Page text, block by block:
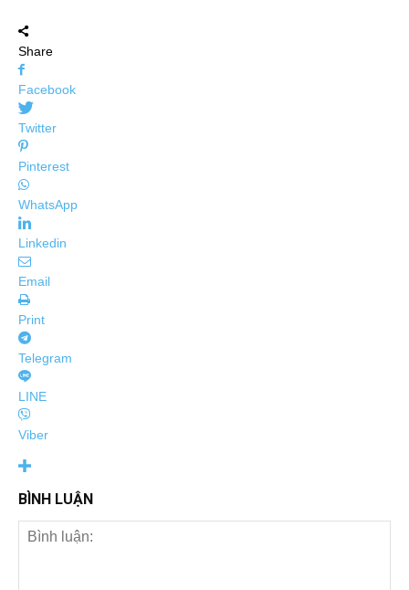
Share
Facebook
Twitter
Pinterest
WhatsApp
Linkedin
Email
Print
Telegram
LINE
Viber
BÌNH LUẬN